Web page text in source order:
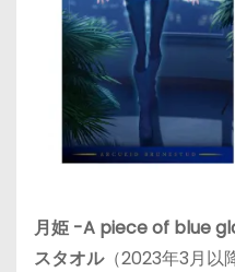
月姫 -A piece of blue
スタオル（2023年3月以